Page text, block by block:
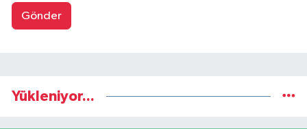
Gönder
Yükleniyor...